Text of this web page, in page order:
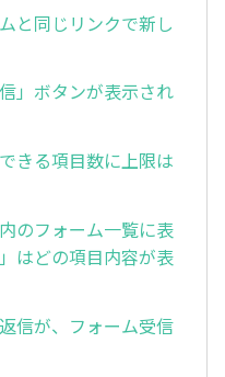
と同じリンクで新し
」ボタンが表示され
きる項目数に上限は
のフォーム一覧に表
はどの項目内容が表
信が、フォーム受信